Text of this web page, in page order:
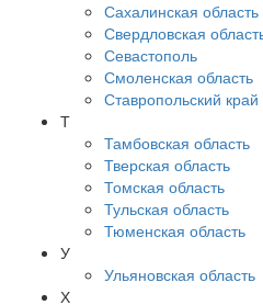
Сахалинская область
Свердловская
Севастополь
Смоленская область
Ставропольский край
Т
Тамбовская область
Тверская область
Томская область
Тульская область
Тюменская область
У
Ульяновская область
Х